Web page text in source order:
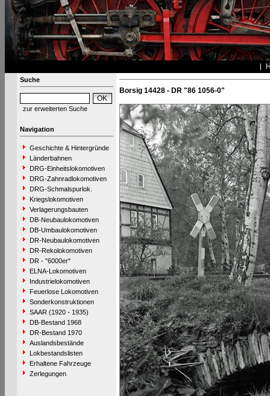
Suche
zur erweiterten Suche
Navigation
Geschichte & Hintergründe
Länderbahnen
DRG-Einheitslokomotiven
DRG-Zahnradlokomotiven
DRG-Schmalspurlok.
Kriegslokomotiven
Verlagerungsbauten
DB-Neubaulokomotiven
DB-Umbaulokomotiven
DR-Neubaulokomotiven
DR-Rekolokomotiven
DR - "6000er"
ELNA-Lokomotiven
Industrielokomotiven
Feuerlose Lokomotiven
Sonderkonstruktionen
SAAR (1920 - 1935)
DB-Bestand 1968
DR-Bestand 1970
Auslandsbestände
Lokbestandslisten
Erhaltene Fahrzeuge
Zerlegungen
Borsig 14428 - DR "86 1056-0"